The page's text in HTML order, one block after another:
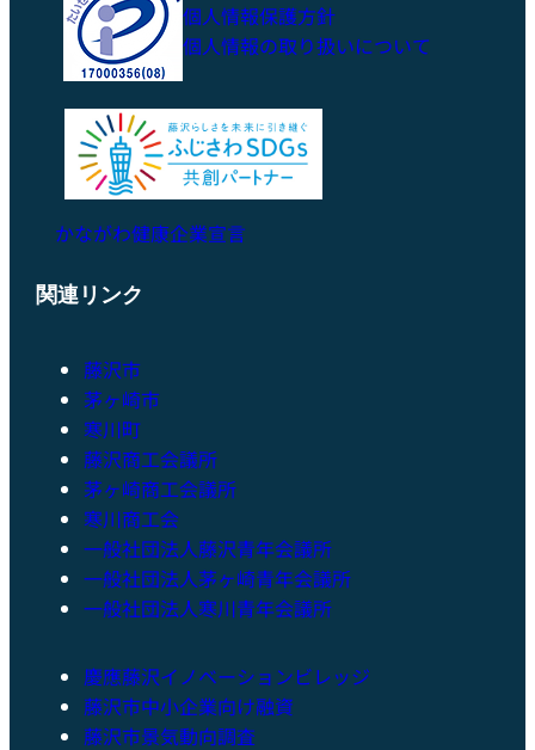
個人情報保護方針
個人情報の取り扱いについて
かながわ健康企業宣言
関連リンク
藤沢市
茅ヶ崎市
寒川町
藤沢商工会議所
茅ヶ崎商工会議所
寒川商工会
一般社団法人藤沢青年会議所
一般社団法人茅ヶ崎青年会議所
一般社団法人寒川青年会議所
慶應藤沢イノベーションビレッジ
藤沢市中小企業向け融資
藤沢市景気動向調査